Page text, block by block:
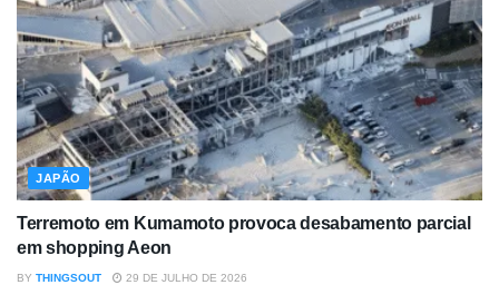
JAPÃO
Terremoto em Kumamoto provoca desabamento parcial
em shopping Aeon
BY THINGSOUT 29 DE JULHO DE 2026